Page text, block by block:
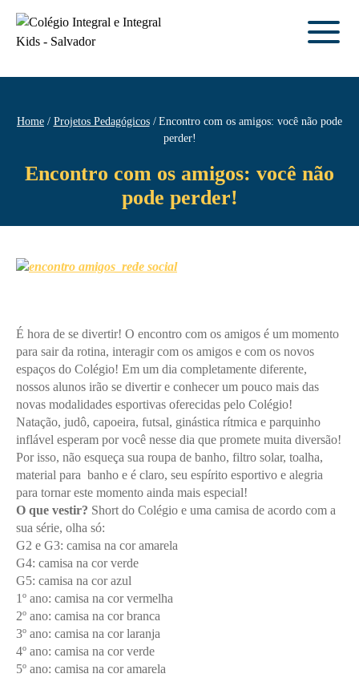
Home Projetos Pedagógicos
Encontro com os amigos: você não pode
perder!
Encontro com os amigos: você não
pode perder!
É hora de se divertir! O encontro com os amigos é um momento
para sair da rotina, interagir com os amigos e com os novos
espaços do Colégio! Em um dia completamente diferente,
nossos alunos irão se divertir e conhecer um pouco mais das
novas modalidades esportivas oferecidas pelo Colégio!
Natação, judô, capoeira, futsal, ginástica rítmica e parquinho
inflável esperam por você nesse dia que promete muita diversão!
Por isso, não esqueça sua roupa de banho, filtro solar, toalha,
material para banho e é claro, seu espírito esportivo e alegria
para tornar este momento ainda mais especial!
O que vestir? Short do Colégio e uma camisa de acordo com a
sua série, olha só:
G2 e G3: camisa na cor amarela
G4: camisa na cor verde
G5: camisa na cor azul
1º ano: camisa na cor vermelha
2º ano: camisa na cor branca
3º ano: camisa na cor laranja
4º ano: camisa na cor verde
5º ano: camisa na cor amarela